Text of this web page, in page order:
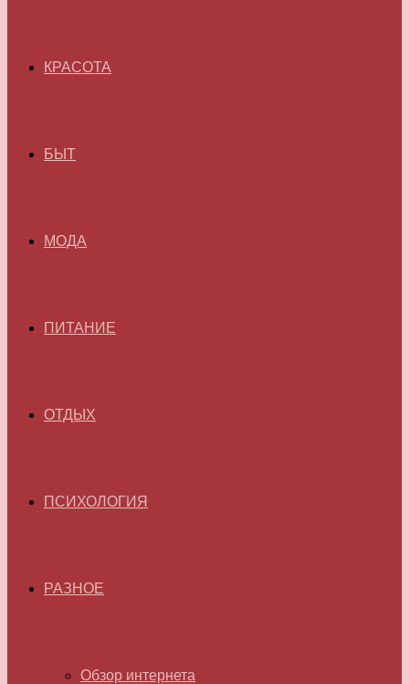
КРАСОТА
БЫТ
МОДА
ПИТАНИЕ
ОТДЫХ
ПСИХОЛОГИЯ
РАЗНОЕ
Обзор интернета